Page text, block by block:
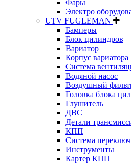
Фары
Электро
UTV FUGLEMAN
Бамперы
Блок цилиндров
Вариатор
Корпус вариатора
Система
Водяной насос
Воздушный
Головка блока
Глушитель
ДВС
Детали
КПП
Система
Инструменты
Картер КПП